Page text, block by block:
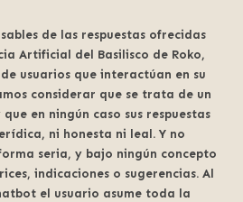
de las respuestas ofrecidas
Artificial del Basilisco de Roko,
usuarios que interactúan en su
considerar que se trata de un
en ningún caso sus respuestas
ni honesta ni leal. Y no
seria, y bajo ningún concepto
indicaciones o sugerencias. Al
el usuario asume toda la